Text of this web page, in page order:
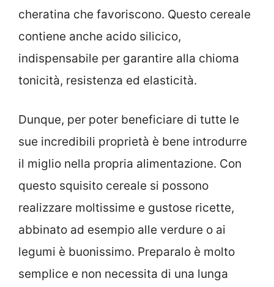
cheratina che favoriscono. Questo cereale
contiene anche acido silicico,
indispensabile per garantire alla chioma
tonicità, resistenza ed elasticità.
Dunque, per poter beneficiare di tutte le
sue incredibili proprietà è bene introdurre
il miglio nella propria alimentazione. Con
questo squisito cereale si possono
realizzare moltissime e gustose ricette,
abbinato ad esempio alle verdure o ai
legumi è buonissimo. Preparalo è molto
semplice e non necessita di una lunga